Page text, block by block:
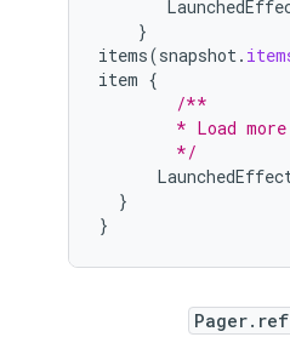
}
items(snapshot.
item {
/**
* Load
        */
}
}